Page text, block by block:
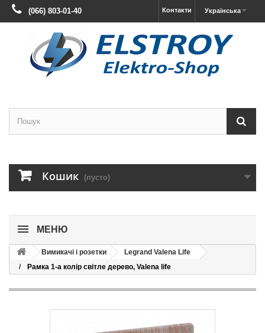
Українська
Контакти
(066) 803-01-40
Кошик (пусто)
МЕНЮ
Вимикачі і розетки
Legrand Valena Life
Рамка 1-а колір світле дерево, Valena life